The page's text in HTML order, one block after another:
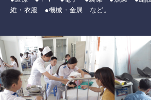
維・衣服 ●機械・金属 など。